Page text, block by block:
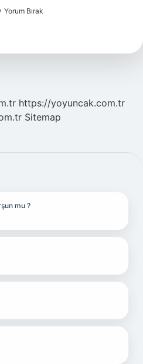
Yorum Bırak
https://yoyuncak.com.tr
Sitemap
mu ?